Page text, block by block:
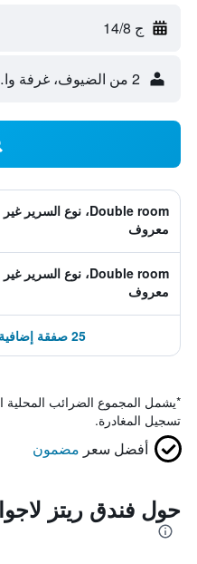
ج 14/8
2 من الضيوف، غرفة واحدة
Double room، نوع السرير غير
معروف
Double room، نوع السرير غير
معروف
25 صفقة إضافية ابتداءً من 302 ﷼
*يشمل المجموع الضرائب المحلية
تسجيل المغادرة.
أفضل سعر مضمون
حول فندق ريتز